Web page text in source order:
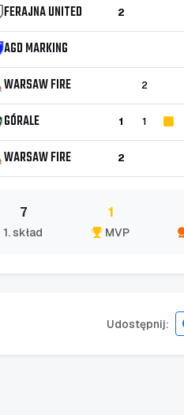
FERAJNA UNITED 2
AGD MARKING
WARSAW FIRE 2
GÓRALE 1 1
WARSAW FIRE 2
7
1. skład
1
MVP
Udostępnij: